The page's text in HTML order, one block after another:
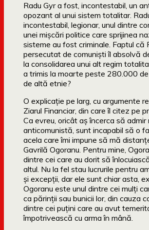
Radu Gyr a fost, incontestabil, un
opozant al unui sistem totalitar.
incontestabil, legionar, unul dintre
unei mișcări politice care sprijinea
sisteme au fost criminale. Faptul că
persecutat de comuniști îl absolvă
la consolidarea unui alt regim
a trimis la moarte peste 280.000
de altă etnie?
O explicație pe larg, cu argumente
Ziarul Financiar, din care îl citez pe
Ca evreu, oricât aș încerca să
anticomunistă, sunt incapabil să o
acela care îmi impune să mă
Gavrilă Ogoranu. Pentru mine,
dintre cei care au dorit să
altul. Nu la fel stau lucrurile pentru
și excepții, dar ele sunt chiar asta,
Ogoranu este unul dintre cei mulți
ca părinții sau bunicii lor, din cauza
dintre cei puțini care au avut
împotrivească cu arma în mână.